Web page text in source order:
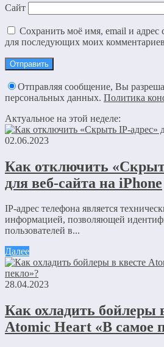
Сайт
Сохранить моё имя, email и адрес
для последующих моих
Отправляя сообщение, Вы
персональных данных. Политика
Актуальное на этой неделе:
02.06.2023
Как отключить
для веб-сайта на iPhone
IP-адрес телефона является
информацией, позволяющей
пользователей в...
Далее
28.04.2023
Как охладить бойлеры
Atomic Heart «В самое